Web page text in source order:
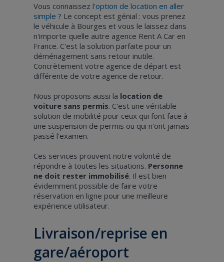
Vous connaissez l'option de location en aller
simple ? Le concept est génial : vous prenez
le véhicule à Bourges et vous le laissez dans
n'importe quelle autre agence Rent A Car en
France. C'est la solution parfaite pour un
déménagement sans retour inutile.
Concrètement votre agence de départ est
différente de votre agence de retour.
Nous proposons aussi la location de
voiture sans permis. C'est une véritable
solution de mobilité pour ceux qui font face à
une suspension de permis ou qui n'ont jamais
passé l'examen.
Ces services prouvent notre volonté de
répondre à toutes les situations. Personne
ne doit rester immobilisé. Il est bien
évidemment possible de faire votre
réservation en ligne pour une meilleure
expérience utilisateur.
Livraison/reprise en
gare/aéroport